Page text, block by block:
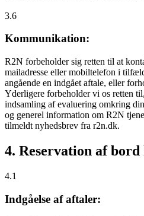
3.6
Kommunikation:
R2N forbeholder sig retten til at
mailadresse eller mobiltelefon i
angående en indgået aftale, eller
Yderligere forbeholder vi os retten
indsamling af evaluering omkring
og generel information om R2N
tilmeldt nyhedsbrev fra r2n.dk.
4. Reservation af bord
4.1
Indgåelse af aftaler: